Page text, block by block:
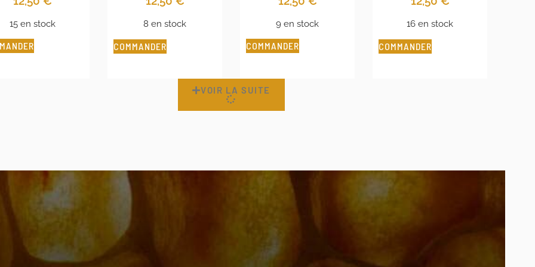
15 en stock 8 en stock
COMMANDER
9 en stock
COMMANDER
16 en stock
COMMANDER
VOIR LA SUITE